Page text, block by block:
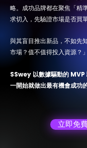
略。成功品牌都在聚焦「
求切入，先驗證市場是否買
與其盲目推出新品，不如先
市場？值不值得投入資源？」
SSwey 以數據驅動的 MVP
一開始就做出最有機會成功
立即免